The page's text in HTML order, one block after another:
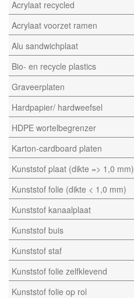
Acrylaat recycled
Acrylaat voorzet ramen
Alu sandwichplaat
Bio- en recycle plastics
Graveerplaten
Hardpapier/ hardweefsel
HDPE wortelbegrenzer
Karton-cardboard platen
Kunststof plaat (dikte => 1,0 mm)
Kunststof folie (dikte < 1,0 mm)
Kunststof kanaalplaat
Kunststof buis
Kunststof staf
Kunststof folie zelfklevend
Kunststof folie op rol